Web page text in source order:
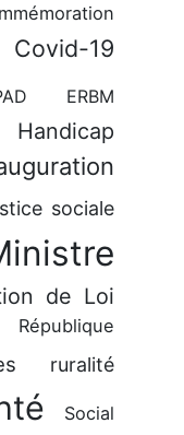
Covid-19
ERBM
Handicap
sociale
de Loi
ruralité
Social